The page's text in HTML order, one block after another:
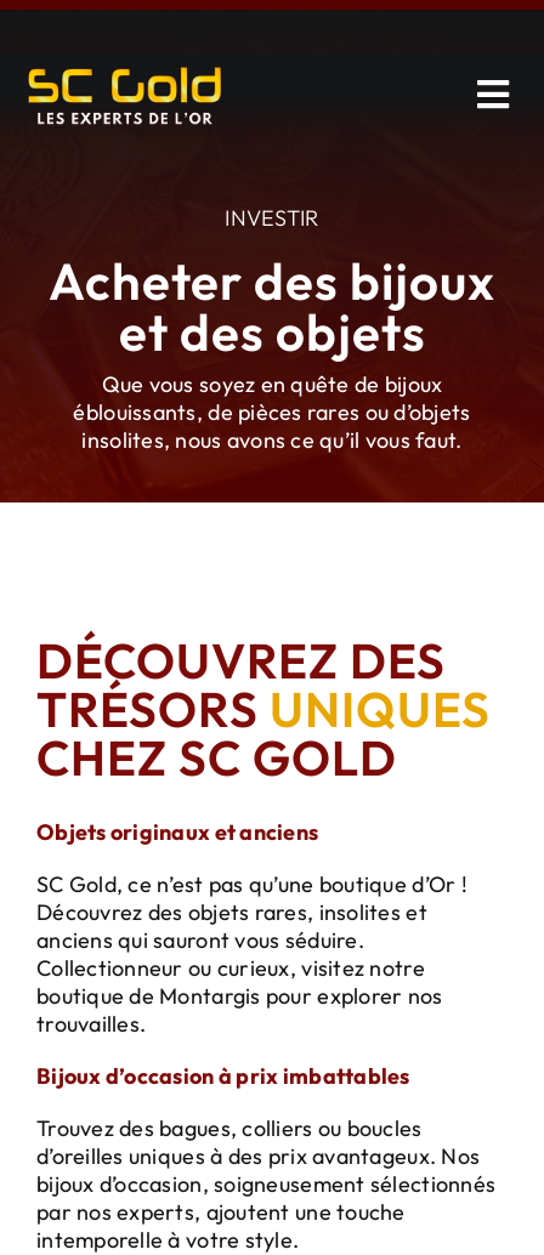
Skip
content
Catalogue
Services
INVESTIR
Acheter des bijoux
et des objets
Que vous soyez en quête de bijoux
éblouissants, de pièces rares ou d’objets
insolites, nous avons ce qu’il vous faut.
DÉCOUVREZ DES
TRÉSORS UNIQUES
CHEZ SC GOLD
Objets originaux et anciens
SC Gold, ce n’est pas qu’une boutique d’Or !
Découvrez des objets rares, insolites et
anciens qui sauront vous séduire.
Collectionneur ou curieux, visitez notre
boutique de Montargis pour explorer nos
trouvailles.
Bijoux d’occasion à prix imbattables
Trouvez des bagues, colliers ou boucles
d’oreilles uniques à des prix avantageux. Nos
bijoux d’occasion, soigneusement sélectionnés
par nos experts, ajoutent une touche
intemporelle à votre style.